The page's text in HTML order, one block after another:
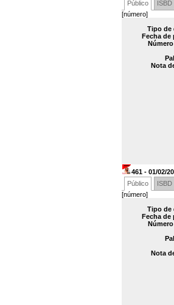
Público
ISBD
[número]
Tipo de
Fecha de
Nota
461 - 01/02/
Público
ISBD
[número]
Tipo de
Fecha de
Nota